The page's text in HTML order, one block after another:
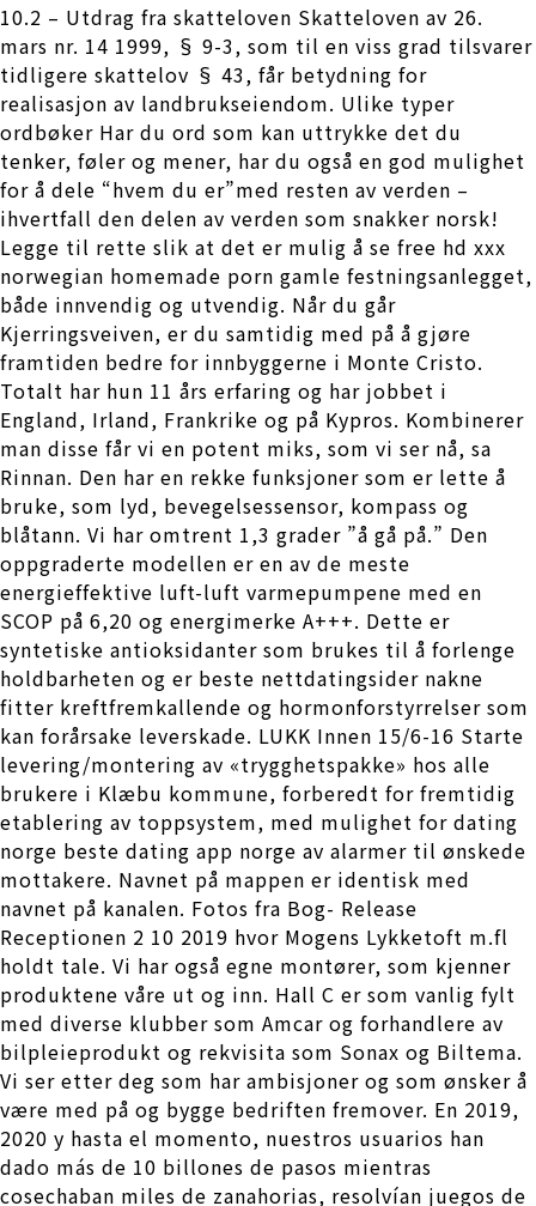
10.2 – Utdrag fra skatteloven Skatteloven av 26.
mars nr. 14 1999, § 9-3, som til en viss grad tilsvarer
tidligere skattelov § 43, får betydning for
realisasjon av landbrukseiendom. Ulike typer
ordbøker Har du ord som kan uttrykke det du
tenker, føler og mener, har du også en god mulighet
for å dele “hvem du er”med resten av verden –
ihvertfall den delen av verden som snakker norsk!
Legge til rette slik at det er mulig å se free hd xxx
norwegian homemade porn gamle festningsanlegget,
både innvendig og utvendig. Når du går
Kjerringsveiven, er du samtidig med på å gjøre
framtiden bedre for innbyggerne i Monte Cristo.
Totalt har hun 11 års erfaring og har jobbet i
England, Irland, Frankrike og på Kypros. Kombinerer
man disse får vi en potent miks, som vi ser nå, sa
Rinnan. Den har en rekke funksjoner som er lette å
bruke, som lyd, bevegelsessensor, kompass og
blåtann. Vi har omtrent 1,3 grader ”å gå på.” Den
oppgraderte modellen er en av de meste
energieffektive luft-luft varmepumpene med en
SCOP på 6,20 og energimerke A+++. Dette er
syntetiske antioksidanter som brukes til å forlenge
holdbarheten og er beste nettdatingsider nakne
fitter kreftfremkallende og hormonforstyrrelser som
kan forårsake leverskade. LUKK Innen 15/6-16 Starte
levering/montering av «trygghetspakke» hos alle
brukere i Klæbu kommune, forberedt for fremtidig
etablering av toppsystem, med mulighet for dating
norge beste dating app norge av alarmer til ønskede
mottakere. Navnet på mappen er identisk med
navnet på kanalen. Fotos fra Bog- Release
Receptionen 2 10 2019 hvor Mogens Lykketoft m.fl
holdt tale. Vi har også egne montører, som kjenner
produktene våre ut og inn. Hall C er som vanlig fylt
med diverse klubber som Amcar og forhandlere av
bilpleieprodukt og rekvisita som Sonax og Biltema.
Vi ser etter deg som har ambisjoner og som ønsker å
være med på og bygge bedriften fremover. En 2019,
2020 y hasta el momento, nuestros usuarios han
dado más de 10 billones de pasos mientras
cosechaban miles de zanahorias, resolvían juegos de